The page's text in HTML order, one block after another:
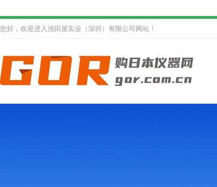
您好，欢迎进入池田屋实业（深圳）有限公司网站！